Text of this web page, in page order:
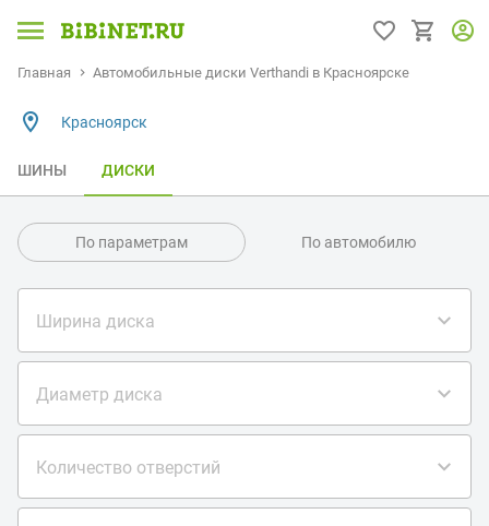
Главная Автомобильные диски Verthandi в Красноярске
Красноярск
ШИНЫ ДИСКИ
По параметрам По автомобилю
Ширина диска
Диаметр диска
Количество отверстий